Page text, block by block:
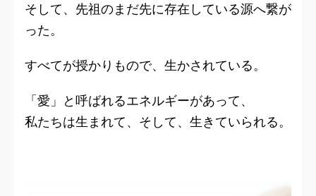
そして、先祖のまだ先に存在している源へ繋が
った。
すべてが授かりもので、生かされている。
「愛」と呼ばれるエネルギーがあって、
私たちは生まれて、そして、生きていられる。